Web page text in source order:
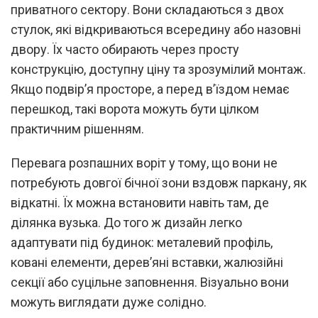
приватного сектору. Вони складаються з двох
стулок, які відкриваються всередину або назовні
двору. Їх часто обирають через просту
конструкцію, доступну ціну та зрозумілий монтаж.
Якщо подвір’я просторе, а перед в’їздом немає
перешкод, такі ворота можуть бути цілком
практичним рішенням.
Перевага розпашних воріт у тому, що вони не
потребують довгої бічної зони вздовж паркану, як
відкатні. Їх можна встановити навіть там, де
ділянка вузька. До того ж дизайн легко
адаптувати під будинок: металевий профіль,
ковані елементи, дерев’яні вставки, жалюзійні
секції або суцільне заповнення. Візуально вони
можуть виглядати дуже солідно.